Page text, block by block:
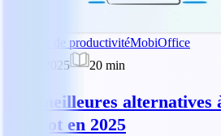
Conseils de productivitéMobiOffice
11 avr. 2025
20 min
Les meilleures
Copilot en 2025